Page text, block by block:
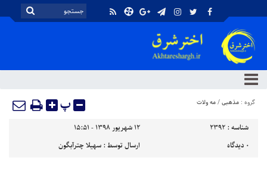
گروه : مذهبی/مه ولات پ
شناسه : 2392
۱۲ شهریور ۱۳۹۸ - ۱۵:۵۱
۰ دیدگاه ارسال توسط :سهیلا چترآبگون